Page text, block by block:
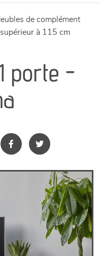
meubles de complément
supérieur à 115 cm
porte -